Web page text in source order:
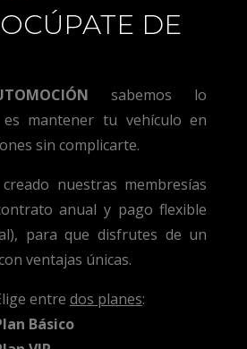
DE
sabemos lo
mantener tu vehículo en
sin complicarte.
nuestras membresías
anual y pago flexible
para que disfrutes de un
ventajas únicas.
entre dos planes:
Básico